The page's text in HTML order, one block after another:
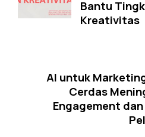
Bantu
Kreativitas
AI untuk
Cerdas
Engagement